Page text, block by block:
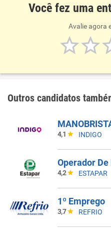
Você fez uma
Avalie agora
Outros candidatos
4,1 INDIGO
4,2 ESTAPAR
1º Emprego
3,7 REFRIO